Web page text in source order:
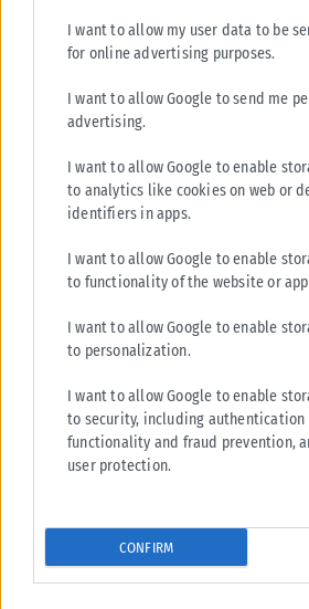
I want to allow my user data to be
for online advertising purposes.
I want to allow Google to send me
advertising.
I want to allow Google to enable
to analytics like cookies on web or
identifiers in apps.
I want to allow Google to enable
to functionality of the website or
I want to allow Google to enable
to personalization.
I want to allow Google to enable
to security, including authentication
functionality and fraud prevention,
user protection.
CONFIRM
ΔΙΕΘΝΉ
Τραμ συγκρούστηκαν στη Γερμανία:
οι 3 σοβαρά
Συναγερμός έχει σημάνει στη Γερμανία
σημειώθηκε στο Γκελζενκίρχεν, όταν δύο
ΑΝΑΡΤΉΘΗΚΕ ΑΠΌKARFITSANEWS 06/08/2026